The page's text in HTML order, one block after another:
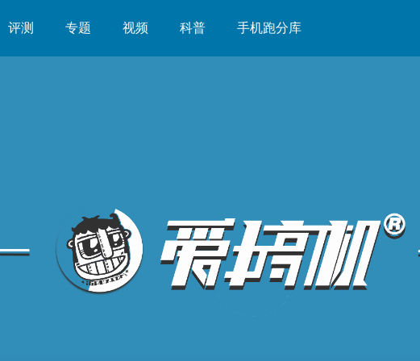
评测 专题 视频 科普 手机跑分库